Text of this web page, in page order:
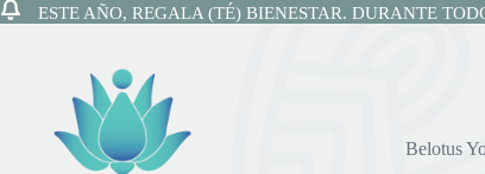
ESTE AÑO, REGALA (TÉ) BIENESTAR. DURANTE
Belotus